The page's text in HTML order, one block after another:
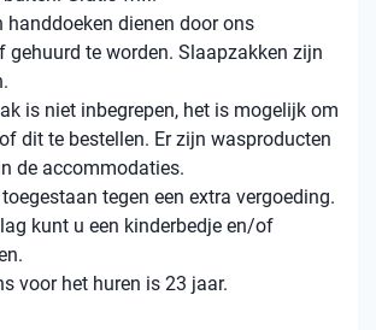
handdoeken dienen door ons
gehuurd te worden. Slaapzakken zijn
is niet inbegrepen, het is mogelijk om
dit te bestellen. Er zijn wasproducten
de accommodaties.
​​tegen een extra vergoeding.
kunt u een kinderbedje en/of
voor het huren is 23 jaar.